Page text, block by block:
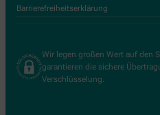
Barrierefreiheitserklärung
Wir legen großen Wert auf den
garantieren die sichere
Verschlüsselung.